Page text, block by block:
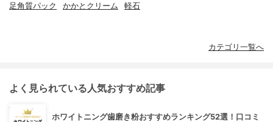
足角質パック かかとクリーム 軽石
カテゴリ一覧へ
よく見られている人気おすすめ記事
ホワイトニング歯磨き粉おすすめランキング52選！口コミ